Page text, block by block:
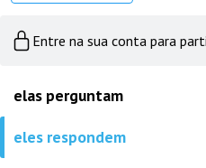
Entre na sua conta para
elas perguntam
eles respondem